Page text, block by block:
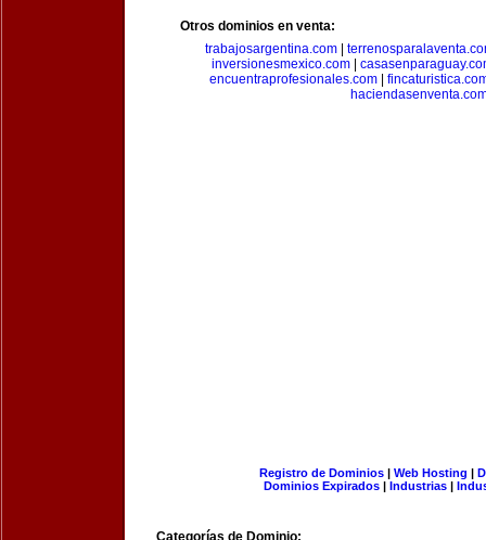
Otros dominios en venta:
trabajosargentina.com
inversionesmexico.com
encuentraprofesionales.com
Registro de Dominios| Web Hosting |
Dominios Expirados | Industrias |
Categorías de Dominio: